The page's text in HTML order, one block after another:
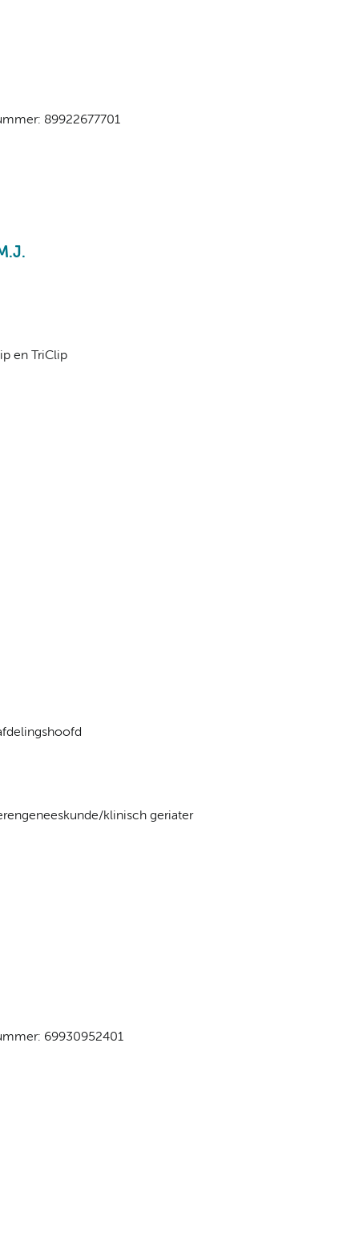
89922677701
en TriClip
klinisch geriater
69930952401